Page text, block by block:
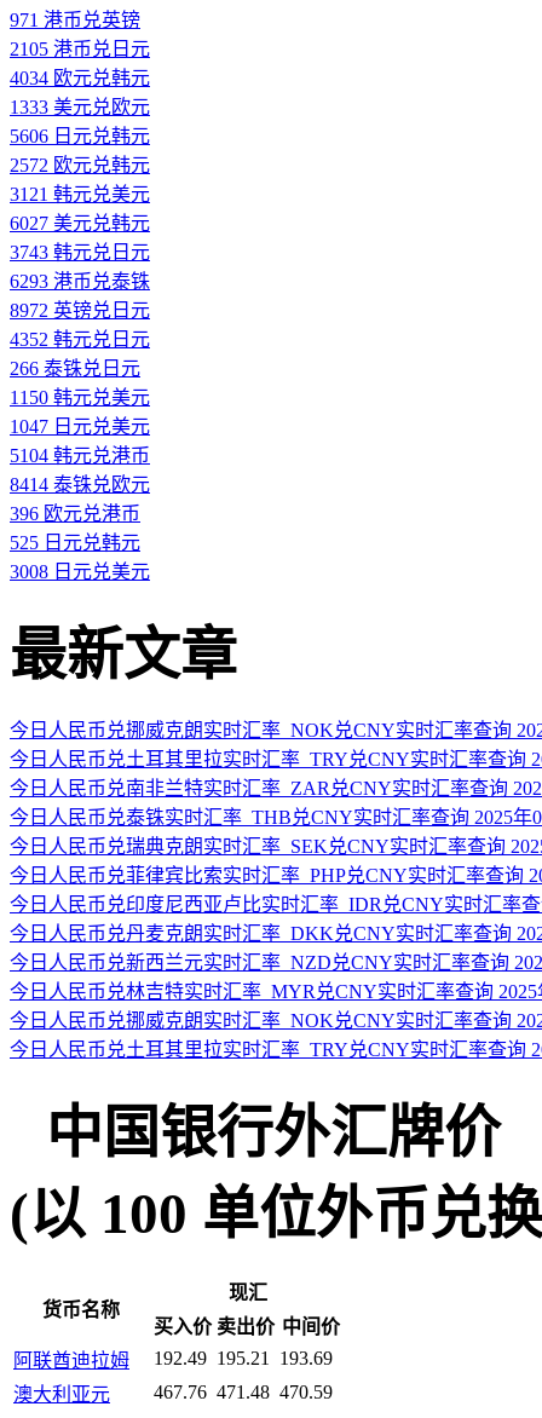
971 港币兑英镑
2105 港币兑日元
4034 欧元兑韩元
1333 美元兑欧元
5606 日元兑韩元
2572 欧元兑韩元
3121 韩元兑美元
6027 美元兑韩元
3743 韩元兑日元
6293 港币兑泰铢
8972 英镑兑日元
4352 韩元兑日元
266 泰铢兑日元
1150 韩元兑美元
1047 日元兑美元
5104 韩元兑港币
8414 泰铢兑欧元
396 欧元兑港币
525 日元兑韩元
3008 日元兑美元
最新文章
今日人民币兑挪威克朗实时汇率_NOK兑CNY实时汇率查询
今日人民币兑土耳其里拉实时汇率_TRY兑CNY实时汇率查询
今日人民币兑南非兰特实时汇率_ZAR兑CNY实时汇率查询
今日人民币兑泰铢实时汇率_THB兑CNY实时汇率查询 2025年
今日人民币兑瑞典克朗实时汇率_SEK兑CNY实时汇率查询
今日人民币兑菲律宾比索实时汇率_PHP兑CNY实时汇率查询
今日人民币兑印度尼西亚卢比实时汇率_IDR兑CNY实时汇率查
今日人民币兑丹麦克朗实时汇率_DKK兑CNY实时汇率查询
今日人民币兑新西兰元实时汇率_NZD兑CNY实时汇率查询
今日人民币兑林吉特实时汇率_MYR兑CNY实时汇率查询 2025
今日人民币兑挪威克朗实时汇率_NOK兑CNY实时汇率查询
今日人民币兑土耳其里拉实时汇率_TRY兑CNY实时汇率查询
中国银行外汇牌价
(以 100 单位外币兑
货币名称
现汇
买入价 卖出价 中间价
阿联酋迪拉姆
192.49 195.21
193.69
澳大利亚元
467.76 471.48 470.59